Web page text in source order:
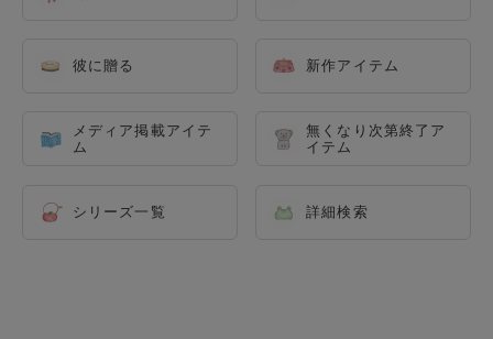
彼に贈る 新作アイテム
メディア掲載アイテ
ム
無くなり次第終了ア
イテム
シリーズ一覧 詳細検索